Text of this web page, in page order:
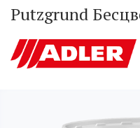
Putzgrund